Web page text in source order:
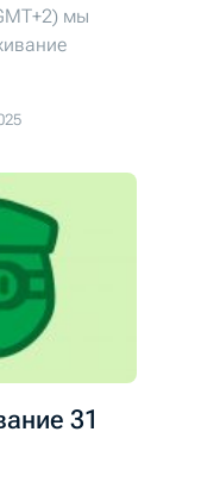
мы
31